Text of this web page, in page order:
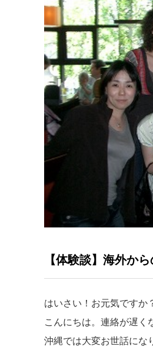
【体験談】海外か
はいさい！お元気ですか
こんにちは。連絡が遅く
沖縄では大変お世話にな